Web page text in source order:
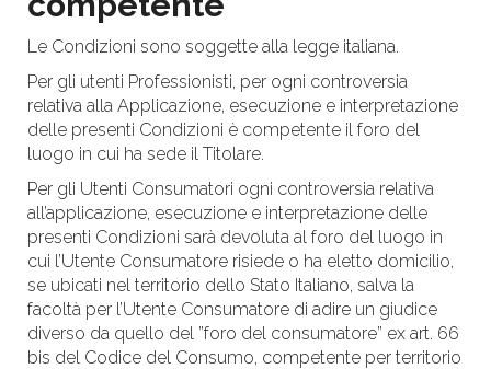
Le Condizioni sono soggette alla legge italiana.
Per gli utenti Professionisti, per ogni controversia
relativa alla Applicazione, esecuzione e interpretazione
delle presenti Condizioni è competente il foro del
luogo in cui ha sede il Titolare.
Per gli Utenti Consumatori ogni controversia relativa
all’applicazione, esecuzione e interpretazione delle
presenti Condizioni sarà devoluta al foro del luogo in
cui l’Utente Consumatore risiede o ha eletto domicilio,
se ubicati nel territorio dello Stato Italiano, salva la
facoltà per l’Utente Consumatore di adire un giudice
diverso da quello del ”foro del consumatore” ex art. 66
bis del Codice del Consumo, competente per territorio